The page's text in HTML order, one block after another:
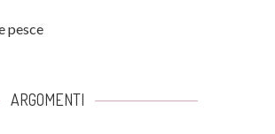
ARGOMENTI